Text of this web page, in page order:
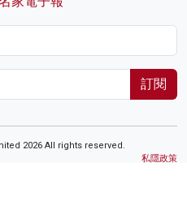
訂閱
2026 All rights reserved.
私隱政策